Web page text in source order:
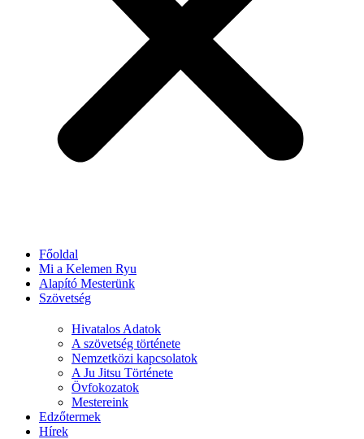
Főoldal
Mi a Kelemen Ryu
Alapító Mesterünk
Szövetség
Hivatalos Adatok
A szövetség története
Nemzetközi kapcsolatok
A Ju Jitsu Története
Övfokozatok
Mestereink
Edzőtermek
Hírek